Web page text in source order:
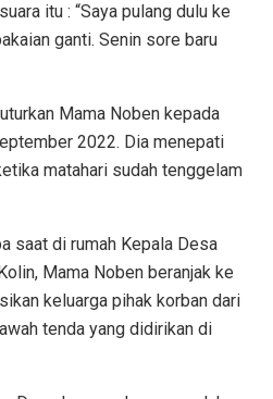
itu : “Saya pulang dulu ke
ganti. Senin sore baru
Mama Noben kepada
2022. Dia menepati
matahari sudah tenggelam
saat di rumah Kepala Desa
Mama Noben beranjak ke
keluarga pihak korban dari
tenda yang didirikan di